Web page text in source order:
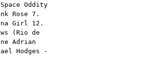
Oddity
Rose 7.
Girl 12.
(Rio de
Adrian
Hodges -